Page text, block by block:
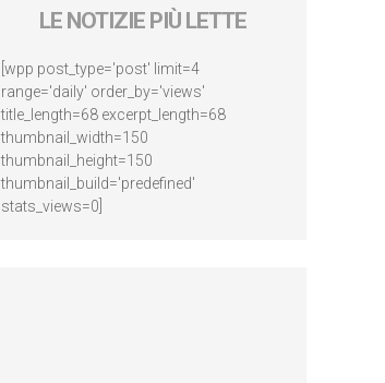
LE NOTIZIE PIÙ LETTE
[wpp post_type='post' limit=4
range='daily' order_by='views'
title_length=68 excerpt_length=68
thumbnail_width=150
thumbnail_height=150
thumbnail_build='predefined'
stats_views=0]